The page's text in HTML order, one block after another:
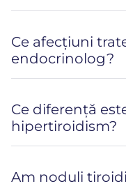
Ce afecțiuni
endocrinolog?
Ce diferență
hipertiroidism?
Am noduli